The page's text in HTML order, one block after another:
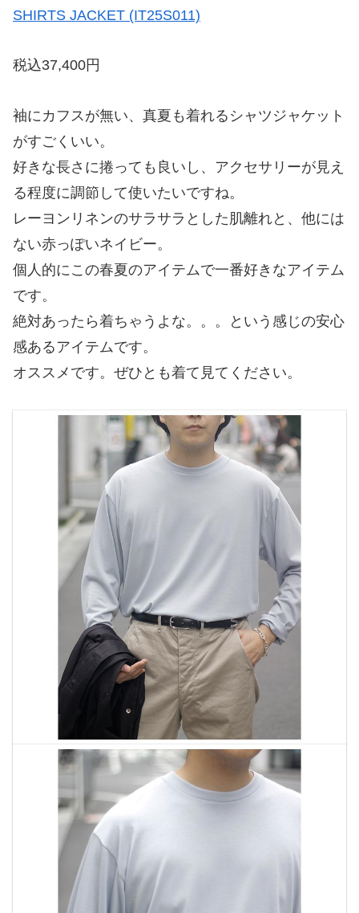
SHIRTS JACKET (IT25S011)
税込37,400円
袖にカフスが無い、真夏も着れるシャツジャケット
がすごくいい。
好きな長さに捲っても良いし、アクセサリーが見え
る程度に調節して使いたいですね。
レーヨンリネンのサラサラとした肌離れと、他には
ない赤っぽいネイビー。
個人的にこの春夏のアイテムで一番好きなアイテム
です。
絶対あったら着ちゃうよな。。。という感じの安心
感あるアイテムです。
オススメです。ぜひとも着て見てください。